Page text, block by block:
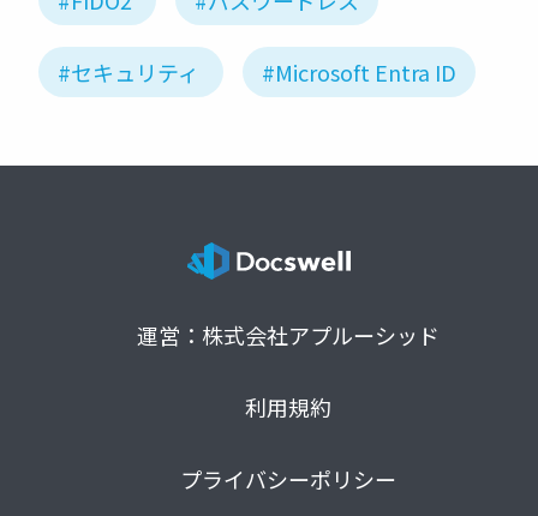
#セキュリティ #Microsoft Entra ID
運営：株式会社アプルーシッド
利用規約
プライバシーポリシー